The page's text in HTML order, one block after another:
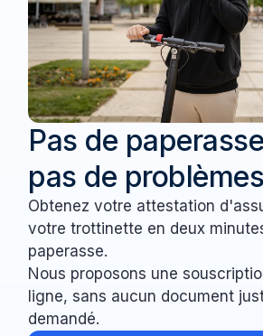
Pas de
pas de
Obtenez votre attestation
votre trottinette en deux
paperasse.
Nous proposons une
ligne, sans aucun document
demandé.